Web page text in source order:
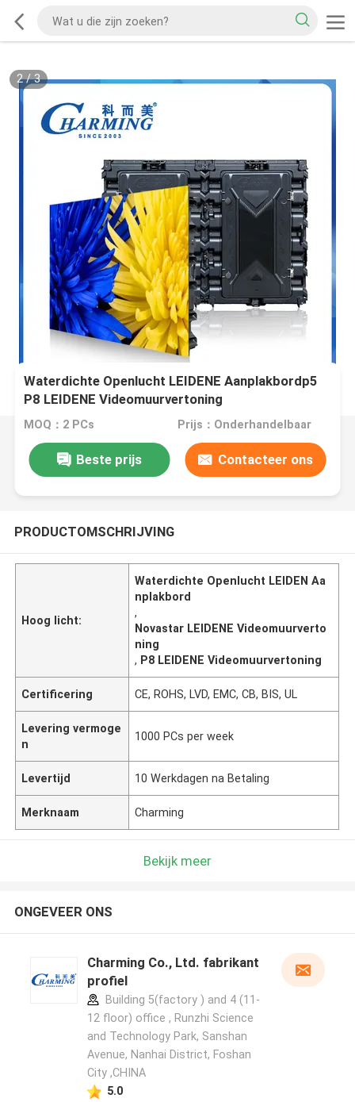
2/3
Waterdichte Openlucht LEIDENE Aanplakbordp5
P8 LEIDENE Videomuurvertoning
MOQ：2 PCs Prijs：Onderhandelbaar
Beste prijs Contacteer ons
PRODUCTOMSCHRIJVING
Hoog licht:
Waterdichte Openlucht LEIDEN Aa
nplakbord
,
Novastar LEIDENE Videomuurverto
ning
, P8 LEIDENE Videomuurvertoning
Certificering CE, ROHS, LVD, EMC, CB, BIS, UL
Levering vermoge
n
1000 PCs per week
Levertijd 10 Werkdagen na Betaling
Merknaam Charming
Bekijk meer
ONGEVEER ONS
Charming Co., Ltd. fabrikant
profiel
Building 5(factory ) and 4 (11-
12 floor) office , Runzhi Science
and Technology Park, Sanshan
Avenue, Nanhai District, Foshan
City ,CHINA
5.0